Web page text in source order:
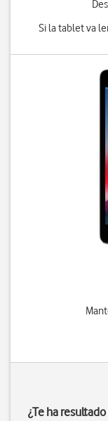
Si la tablet va
¿Te ha